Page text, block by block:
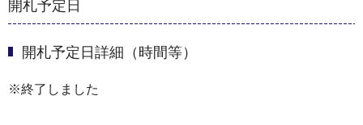
開札予定日
開札予定日詳細（時間等）
※終了しました